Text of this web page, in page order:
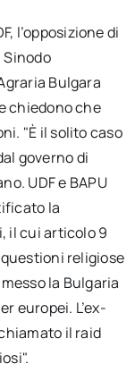
l’opposizione di
Bulgara
chiedono che
"È il solito caso
governo di
UDF e BAPU
la
il cui articolo 9
religiose
la Bulgaria
europei. L’ex-
il raid